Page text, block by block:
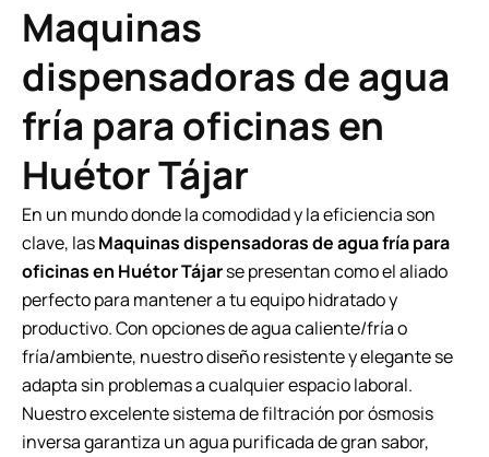
Maquinas
dispensadoras de agua
fría para oficinas en
Huétor Tájar
En un mundo donde la comodidad y la eficiencia son
clave, lasMaquinas dispensadoras de agua fría para
oficinas en Huétor Tájarse presentan como el aliado
perfecto para mantener a tu equipo hidratado y
productivo. Con opciones de agua caliente/fría o
fría/ambiente, nuestro diseño resistente y elegante se
adapta sin problemas a cualquier espacio laboral.
Nuestro excelente sistema de filtración por ósmosis
inversa garantiza un agua purificada de gran sabor,